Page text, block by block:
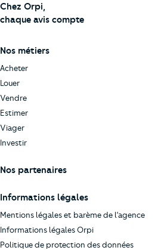
Chez Orpi,
chaque avis compte
Nos métiers
Acheter
Louer
Vendre
Estimer
Viager
Investir
Nos partenaires
Informations légales
Mentions légales et barème de l’agence
Informations légales Orpi
Politique de protection des données